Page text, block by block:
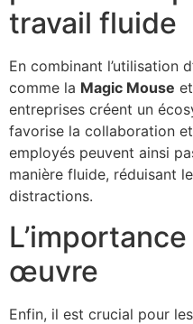
travail fluide
En combinant l’utilisation
comme la Magic Mouse
entreprises créent un
favorise la collaboration
employés peuvent ainsi
manière fluide, réduisant
distractions.
œuvre
Enfin, il est crucial pour